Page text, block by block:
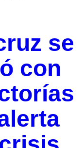
se
con